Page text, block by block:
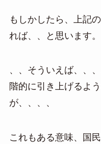
もしかしたら、上記
れば、、と思います。
、、そういえば、、
階的に引き上げるよ
が、、、、
これもある意味、国